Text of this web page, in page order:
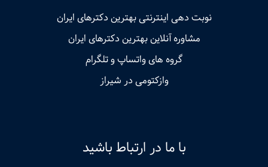
نوبت‌ دهی اینترنتی بهترین دکترهای ایران
مشاوره آنلاین بهترین دکترهای ایران
گروه های واتساپ و تلگرام
وازکتومی در شیراز
با ما در ارتباط باشید